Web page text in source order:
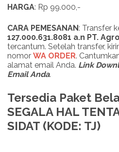
HARGA: Rp 99.000,-
CARA PEMESANAN: Transfer
127.000.631.8081 a.n PT.
tercantum. Setelah transfer,
nomor WA ORDER.
alamat email Anda. Link
Email Anda.
Tersedia Paket
SEGALA HAL
SIDAT (KODE: TJ)